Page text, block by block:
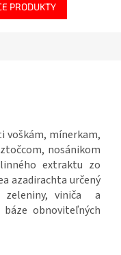
PRODUKTY
voškám, mínerkam,
nosánikom
extraktu zo
azadirachta určený
zeleniny, viniča a
obnoviteľných